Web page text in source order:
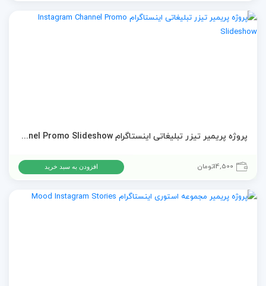
پروژه پریمیر تیزر تبلیغاتی اینستاگرام Instagram Channel Promo Slideshow
14,500تومان افزودن به سبد خرید